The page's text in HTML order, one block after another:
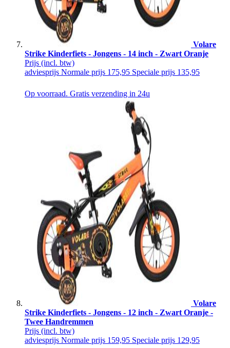
Volare
Strike Kinderfiets - Jongens - 14 inch - Zwart Oranje
Prijs (incl. btw)
adviesprijs Normale prijs 175,95 Speciale prijs 135,95
Op voorraad. Gratis verzending in 24u
Volare
Strike Kinderfiets - Jongens - 12 inch - Zwart Oranje -
Twee Handremmen
Prijs (incl. btw)
adviesprijs Normale prijs 159,95 Speciale prijs 129,95